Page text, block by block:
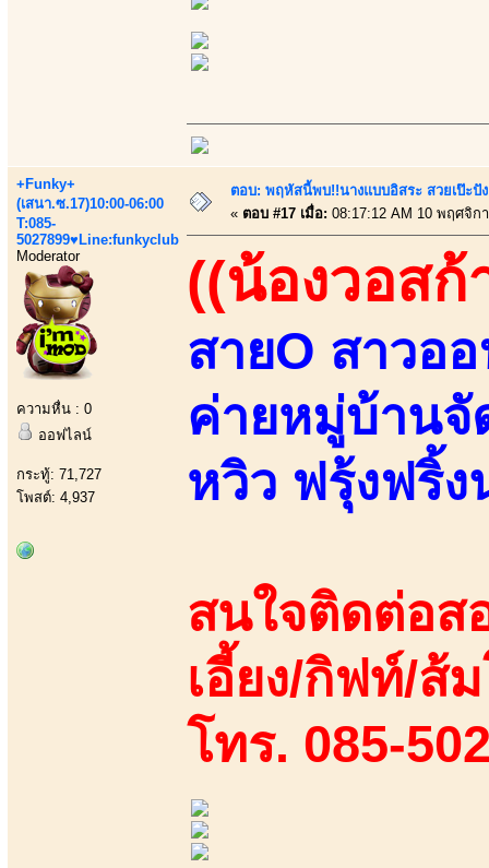
+Funky+
(เสนา.ซ.17)10:00-06:00
T:085-
5027899♥Line:funkyclub
Moderator
ความหื่น : 0
ออฟไลน์
กระทู้: 71,727
โพสต์: 4,937
ตอบ: พฤหัสนี้พบ!!นางแบบอิสระ สวยเป๊ะปั
« ตอบ #17 เมื่อ: 08:17:12 AM 10 พฤศจิก
((น้องวอสก้
สายO สาวอ
ค่ายหมู่บ้านจั
หวิว ฟรุ้งฟริ้ง
สนใจติดต่อส
เอี้ยง/กิฟท์/ส้
โทร. 085-